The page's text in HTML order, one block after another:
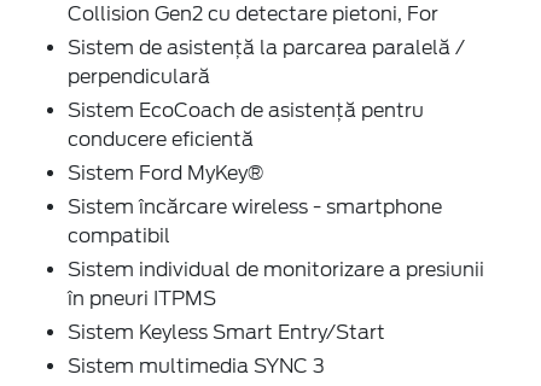
Collision Gen2 cu detectare pietoni, For
Sistem de asistență la parcarea paralelă /
perpendiculară
Sistem EcoCoach de asistență pentru
conducere eficientă
Sistem Ford MyKey®
Sistem încărcare wireless - smartphone
compatibil
Sistem individual de monitorizare a presiunii
în pneuri ITPMS
Sistem Keyless Smart Entry/Start
Sistem multimedia SYNC 3